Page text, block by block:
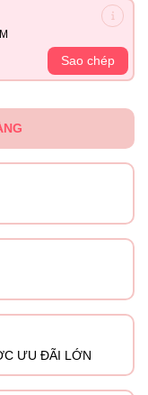
Sao chép
ƯU ĐÃI LỚN